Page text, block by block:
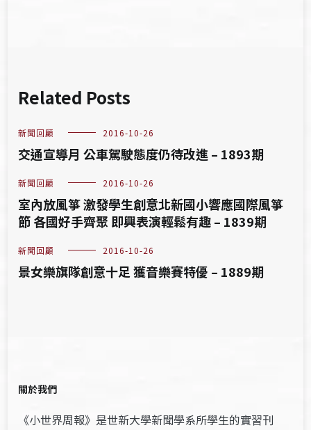
Related Posts
新聞回顧 2016-10-26
交通宣導月 公車駕駛態度仍待改進 – 1893期
新聞回顧 2016-10-26
室內放風箏 激發學生創意北新國小響應國際風箏
節 各國好手齊聚 即興表演輕鬆有趣 – 1839期
新聞回顧 2016-10-26
景女樂旗隊創意十足 獲音樂賽特優 – 1889期
關於我們
《小世界周報》是世新大學新聞學系所學生的實習刊